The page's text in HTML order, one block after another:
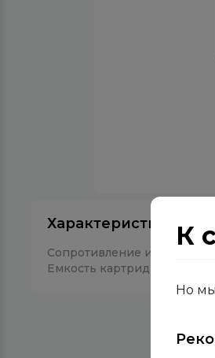
К
Но
Характеристики
Сопротивление испарителя
Емкость картриджа